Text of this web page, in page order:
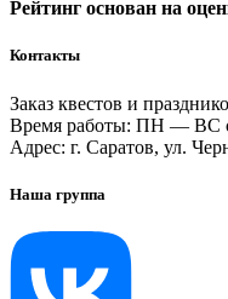
Рейтинг основан на
Контакты
Заказ квестов и
Время работы: ПН — ВС
Адрес: г. Саратов, ул.
Наша группа